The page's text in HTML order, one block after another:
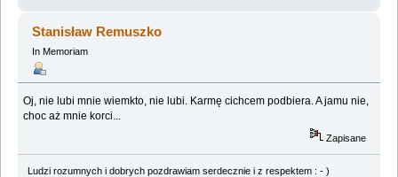
Stanisław Remuszko
In Memoriam
Oj, nie lubi mnie wiemkto, nie lubi. Karmę cichcem podbiera. A jamu nie,
choc aż mnie korci...
Zapisane
Ludzi rozumnych i dobrych pozdrawiam serdecznie i z respektem : - )